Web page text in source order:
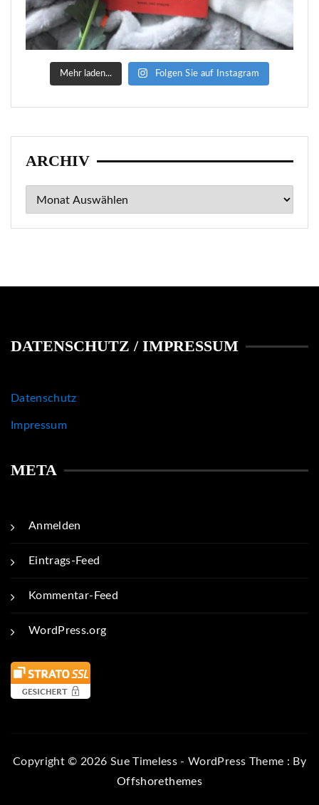
Mehr laden... Folgen Sie auf Instagram
ARCHIV
Archiv
DATENSCHUTZ / IMPRESSUM
Datenschutz
Impressum
META
Anmelden
Eintrags-Feed
Kommentar-Feed
WordPress.org
Copyright © 2026 Sue Timeless - WordPress Theme : By
Offshorethemes